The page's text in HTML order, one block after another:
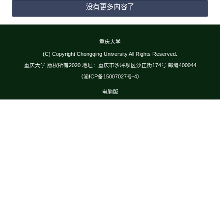
没有更多内容了
重庆大学
(C) Copyright Chongqing University All Rights Reserved.
重庆大学 版权所有2020 地址：重庆市沙坪坝区沙正街174号 邮编400044
（渝ICP备15007027号-4）
电脑版